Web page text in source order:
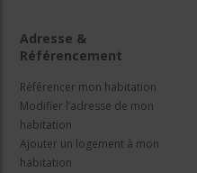
Adresse &
Référencement
Référencer mon habitation
Modifier l’adresse de mon
habitation
Ajouter un logement à mon
habitation